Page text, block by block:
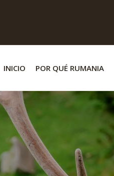
INICIO POR QUÉ RUMANIA